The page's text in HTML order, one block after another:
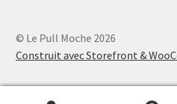
© Le Pull Moche 2026
Construit avec Storefront &